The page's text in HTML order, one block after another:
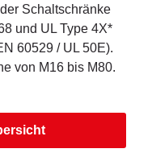
Schaltschränke
und UL Type 4X*
60529 / UL 50E).
von M16 bis M80.